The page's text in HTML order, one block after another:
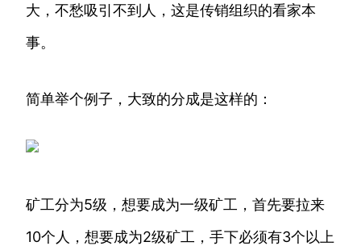
大，不愁吸引不到人，这是传销组织的看家本
事。
简单举个例子，大致的分成是这样的：
矿工分为5级，想要成为一级矿工，首先要拉来
10个人，想要成为2级矿工，手下必须有3个以上